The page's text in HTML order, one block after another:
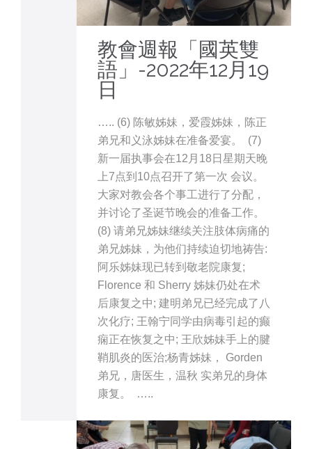
教會週報「國英雙
語」-2022年12月19
日
….. (6) 陈敏姊妹，爱霞姊妹，陈正
弟兄和义泳姊妹在准备爱宴。 (7)
新一届执事会在12月18日星期天晚
上7点到10点召开了第一次 会议。
大家对教会各个事工进行了分配，
并讨论了圣诞节晚会的准备工作。
(8) 请弟兄姊妹继续关注肢体病痛的
弟兄姊妹，为他们持续迫切地祷告:
阿乐姊妹现已转到敬老院康复;
Florence 和 Sherry 姊妹仍处在术
后康复之中; 建明弟兄已经完成了八
次化疗; 王翰宁同学由病毒引起的癫
痫正在恢复之中; 王欣姊妹手上的腱
鞘肌炎的医治;杨青姊妹， Gorden
弟兄，唐医生，温秋 实弟兄的身体
康复。 …..